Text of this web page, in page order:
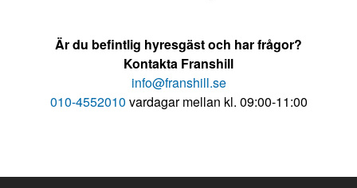
Är du befintlig hyresgäst och har frågor?
Kontakta Franshill
info@franshill.se
010-4552010 vardagar mellan kl. 09:00-11:00